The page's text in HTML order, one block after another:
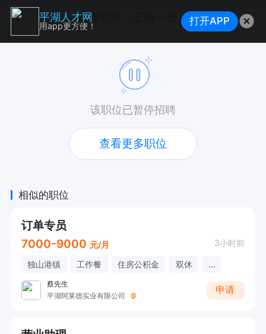
销售助理（五险一金）
该职位已暂停招聘
查看更多职位
相似的职位
订单专员
7000-9000 元/月 3小时前
独山港镇 工作餐 住房公积金 双休 ...
蔡先生
平湖阿莱德实业有限公司
申请
平湖人才网
用app更方便！ 打开APP